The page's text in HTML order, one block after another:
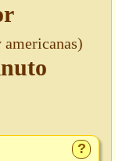
americanas)
?